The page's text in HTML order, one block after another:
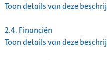
Toon details van deze
2.4. Financiën
Toon details van deze